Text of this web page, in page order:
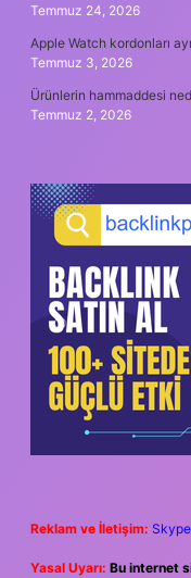
Temmuz 24, 2026
Apple Watch kordonları
Temmuz 3, 2026
Ürünlerin hammaddesi
Temmuz 2, 2026
Reklam ve İletişim:
Yasal Uyarı: Bu internet